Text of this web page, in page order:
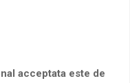
acceptata este de